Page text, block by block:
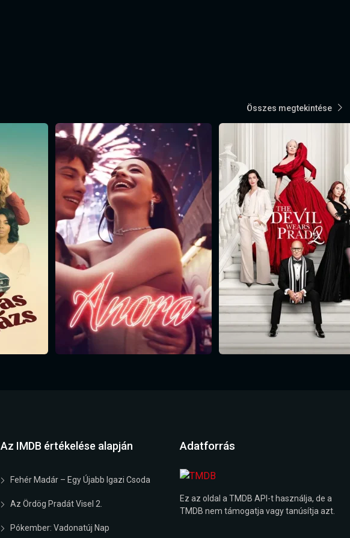
Összes megtekintése
Az IMDB értékelése alapján
Fehér Madár – Egy Újabb Igazi Csoda
Az Ördög Pradát Visel 2.
Pókember: Vadonatúj Nap
Adatforrás
Ez az oldal a TMDB API-t használja, de a
TMDB nem támogatja vagy tanúsítja azt.